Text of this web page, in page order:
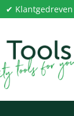
✔ Klantgedreven